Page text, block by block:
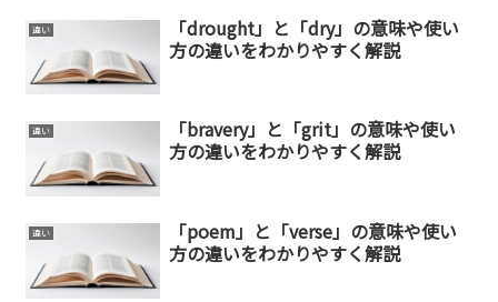
違い
「drought」と「dry」の意味や使い
方の違いをわかりやすく解説
違い
「bravery」と「grit」の意味や使い
方の違いをわかりやすく解説
違い
「poem」と「verse」の意味や使い
方の違いをわかりやすく解説